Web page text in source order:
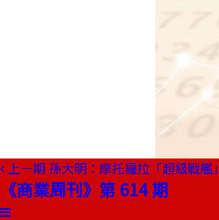
上一期 孫大明：摩托羅拉「超級戰艦」
《商業周刊》第 614 期